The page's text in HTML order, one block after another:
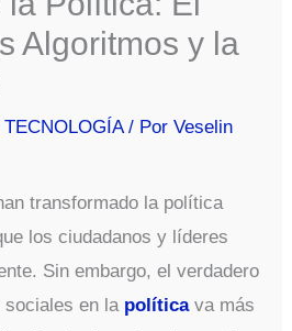
Algoritmos y la
TECNOLOGÍA/ PorVeselin
transformado la política
los ciudadanos y líderes
Sin embargo, el verdadero
sociales en la políticava más